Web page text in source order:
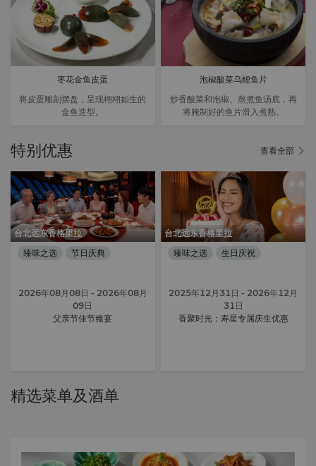
枣花金鱼皮蛋
将皮蛋雕刻摆盘，呈现栩栩如生的
金鱼造型。
泡椒酸菜乌鲤鱼片
炒香酸菜和泡椒、熬煮鱼汤底，再
将腌制好的鱼片滑入煮熟。
特别优惠 查看全部
台北远东香格里拉
臻味之选
节日庆典
2026年08月08日 - 2026年08月
09日
父亲节佳节飨宴
台北远东香格里拉
臻味之选
生日庆祝
2025年12月31日 - 2026年12月
31日
香聚时光：寿星专属庆生优惠
精选菜单及酒单